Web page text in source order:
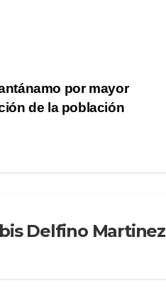
por mayor
de la población
Delfino Martinez